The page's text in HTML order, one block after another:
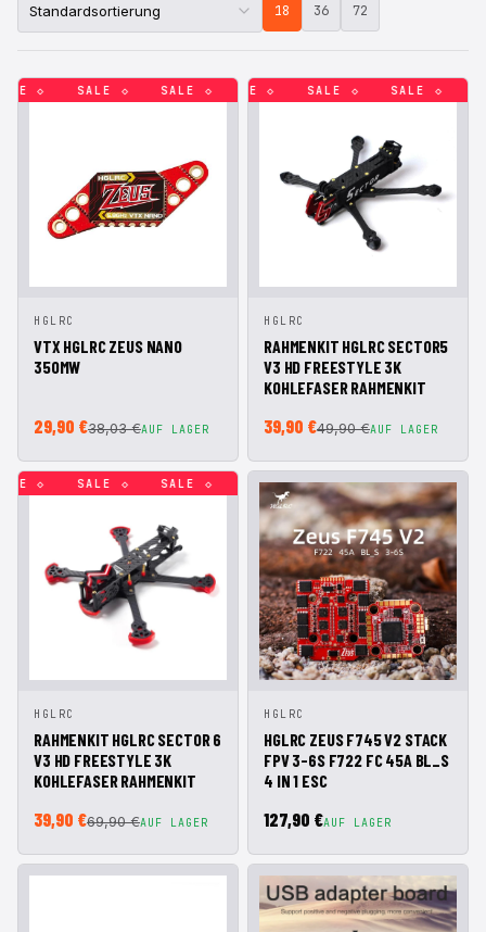
18 36 72
◇ SALE ◇ SALE ◇ SALE ◇ SALE ◇ SALE ◇
SCHNELLANSICHT
WARENKORB
HGLRC
VTX HGLRC ZEUS NANO
350MW
29,90 €38,03 €AUF LAGER
SALE ◇ SALE ◇ SALE ◇ SALE ◇ SALE ◇
SCHNELLANSICHT
WARENKORB
HGLRC
RAHMENKIT HGLRC SECTOR5
V3 HD FREESTYLE 3K
KOHLEFASER RAHMENKIT
39,90 €49,90 €AUF LAGER
◇ SALE ◇ SALE ◇ SALE ◇ SALE ◇ SALE ◇
SCHNELLANSICHT
WARENKORB
HGLRC
RAHMENKIT HGLRC SECTOR 6
V3 HD FREESTYLE 3K
KOHLEFASER RAHMENKIT
39,90 €69,90 €AUF LAGER
SCHNELLANSICHT
WARENKORB
HGLRC
HGLRC ZEUS F745 V2 STACK
FPV 3-6S F722 FC 45A BL_S
4 IN 1 ESC
127,90 €AUF LAGER